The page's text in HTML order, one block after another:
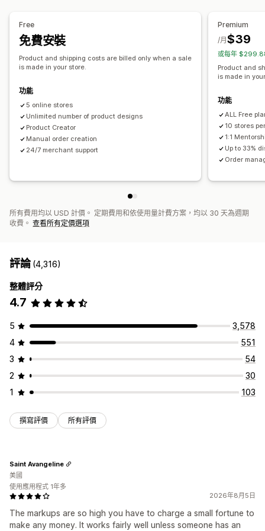
運送選項
白標 大量運送 環保運送 全球出貨作業 追蹤訂單
Free
免費安裝
Product and shipping costs are billed only when a sale
is made in your store.
功能
5 online stores
Unlimited number of product designs
Product Creator
Manual order creation
24/7 merchant support
Premium
$39
/月
或每年
Product and
is made in
功能
ALL Free
10 stores
1:1
Up to 33%
Order
所有費用均以 USD 計價。 定期費用和依使用量計費方案，均以 30 天為週期
收費。 查看所有定價選項
評論(4,316)
整體評分
4.7
5
3,578
4
551
3
54
2
30
1
103
撰寫評價 所有評價
2026年8月5日
The markups are so high you have to charge a small fortune to
make any money. It works fairly well unless someone has an
Saint Avangeline
美國
使用應用程式 1年多